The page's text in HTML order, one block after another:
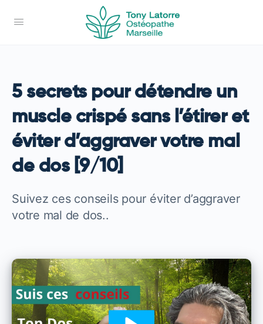
5 secrets pour détendre un
muscle crispé sans l’étirer et
éviter d’aggraver votre mal
de dos [9/10]
Suivez ces conseils pour éviter d’aggraver
votre mal de dos..